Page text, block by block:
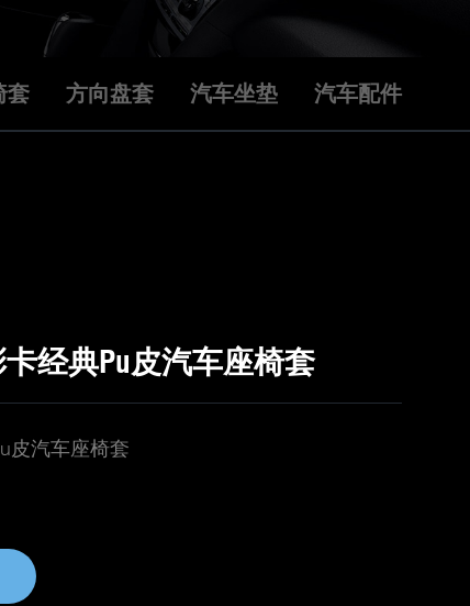
套 方向盘套 汽车坐垫 汽车配件
经典Pu皮汽车座椅套
皮汽车座椅套